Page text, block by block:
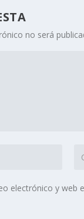
no será
electrónico y web